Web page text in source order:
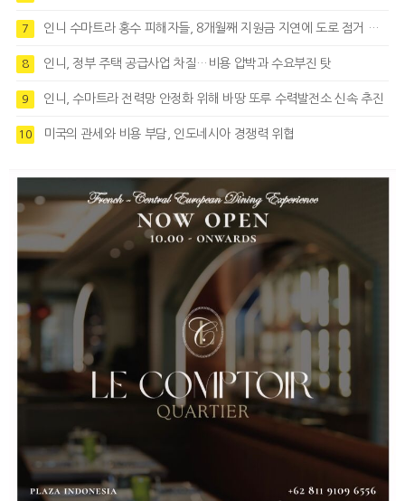
7 인니 수마트라 홍수 피해자들, 8개월째 지원금 지연에 도로 점거 시위
8 인니, 정부 주택 공급사업 차질…비용 압박과 수요부진 탓
9 인니, 수마트라 전력망 안정화 위해 바땅 또루 수력발전소 신속 추진
10 미국의 관세와 비용 부담, 인도네시아 경쟁력 위협